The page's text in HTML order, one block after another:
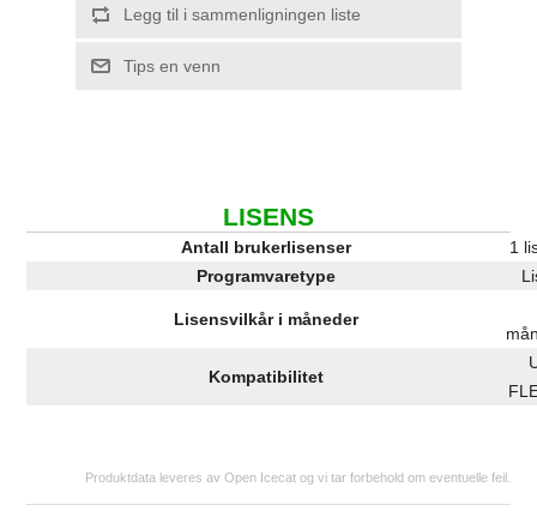
Legg til i sammenligningen liste
Tips en venn
LISENS
Antall brukerlisenser
1
Programvaretype
Lisensvilkår i måneder
Kompatibilitet
Produktdata leveres av Open Icecat og vi tar forbehold om eventuelle feil.